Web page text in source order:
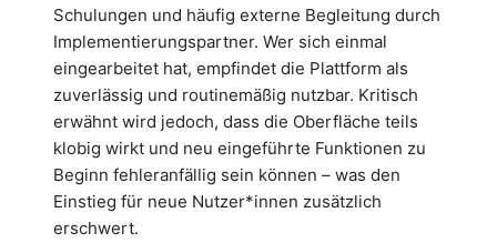
Schulungen und häufig externe Begleitung durch
Implementierungspartner. Wer sich einmal
eingearbeitet hat, empfindet die Plattform als
zuverlässig und routinemäßig nutzbar. Kritisch
erwähnt wird jedoch, dass die Oberfläche teils
klobig wirkt und neu eingeführte Funktionen zu
Beginn fehleranfällig sein können – was den
Einstieg für neue Nutzer*innen zusätzlich
erschwert.